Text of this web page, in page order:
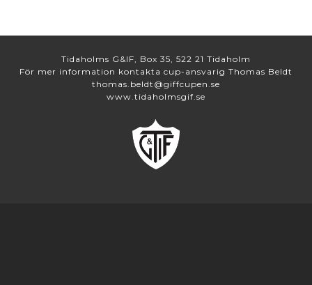
Tidaholms G&IF, Box 35, 522 21 Tidaholm
För mer information kontakta cup-ansvarig Thomas Beldt
thomas.beldt@giffcupen.se
www.tidaholmsgif.se